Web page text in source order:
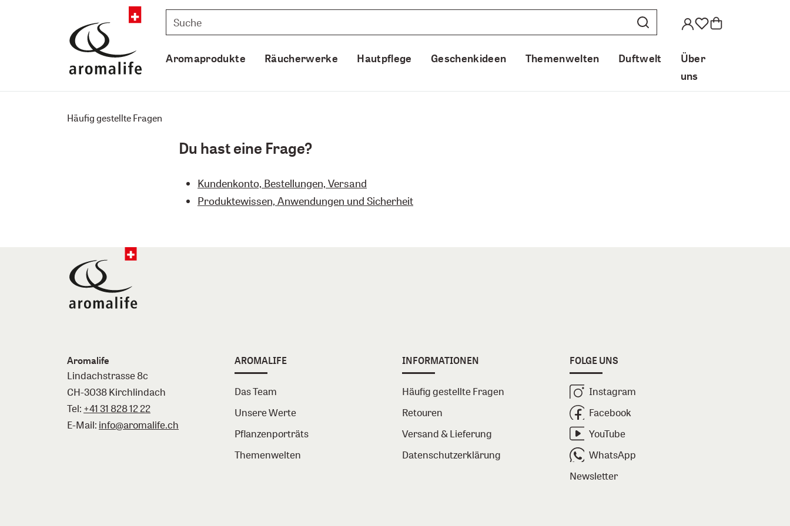
Aromaprodukte Räucherwerke Hautpflege Geschenkideen Themenwelten Duftwelt
Über
uns
Häufig gestellte Fragen
Du hast eine Frage?
Kundenkonto, Bestellungen, Versand
Produktewissen, Anwendungen und Sicherheit
Aromalife
Lindachstrasse 8c
CH-3038 Kirchlindach
Tel: +41 31 828 12 22
E-Mail: info@aromalife.ch
AROMALIFE
Das Team
Unsere Werte
Pflanzenporträts
Themenwelten
INFORMATIONEN
Häufig gestellte Fragen
Retouren
Versand & Lieferung
Datenschutzerklärung
FOLGE UNS
Instagram
Facebook
YouTube
WhatsApp
Newsletter